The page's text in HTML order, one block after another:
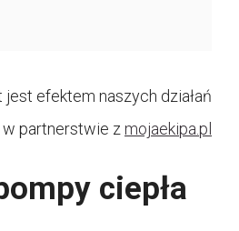
efektem naszych działań
w partnerstwie z mojaekipa.pl
ciepła